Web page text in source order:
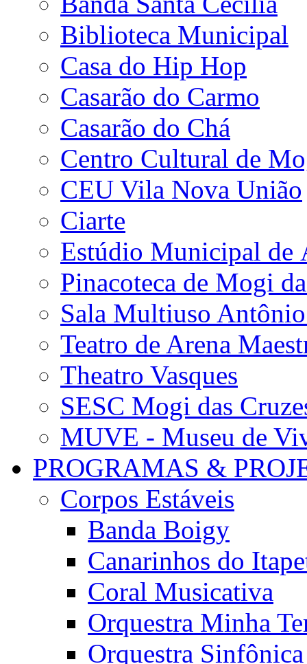
Biblioteca Municipal
Casa do Hip Hop
Casarão do Carmo
Casarão do Chá
Centro Cultural de
CEU Vila Nova União
Ciarte
Estúdio Municipal de
Pinacoteca de Mogi
Sala Multiuso
Teatro de Arena
Theatro Vasques
SESC Mogi das
MUVE - Museu de
PROGRAMAS &
Corpos Estáveis
Banda Boigy
Canarinhos do
Coral Musicativa
Orquestra Minha
Orquestra